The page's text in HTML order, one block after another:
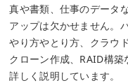
真や書類、仕事のデータ
アップは欠かせません。
やり方やとり方、クラウ
クローン作成、RAID構
詳しく説明しています。